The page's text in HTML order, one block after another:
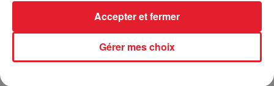
Gérer mes choix
Accepter et fermer